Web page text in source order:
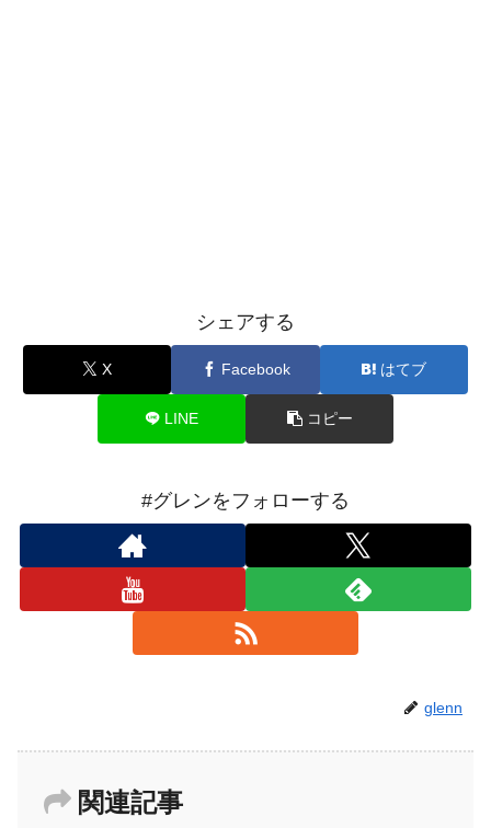
シェアする
X Facebook はてブ
LINE コピー
#グレンをフォローする
glenn
関連記事